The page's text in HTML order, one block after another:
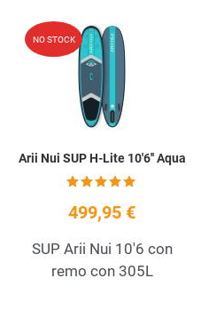
Add to Wishlist
NO STOCK
Arii Nui SUP H-Lite 10'6'' Aqua
499,95 €
SUP Arii Nui 10'6 con
remo con 305L